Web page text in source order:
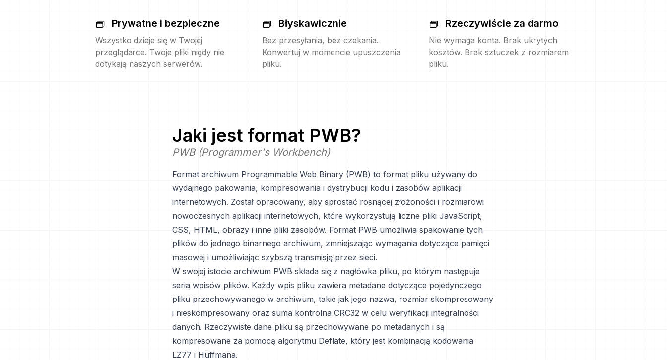
Prywatne i bezpieczne
Wszystko dzieje się w Twojej
przeglądarce. Twoje pliki nigdy nie
dotykają naszych serwerów.
Błyskawicznie
Bez przesyłania, bez czekania.
Konwertuj w momencie upuszczenia
pliku.
Rzeczywiście za darmo
Nie wymaga konta. Brak ukrytych
kosztów. Brak sztuczek z rozmiarem
pliku.
Jaki jest format PWB?
PWB (Programmer's Workbench)
Format archiwum Programmable Web Binary (PWB) to format pliku używany do
wydajnego pakowania, kompresowania i dystrybucji kodu i zasobów aplikacji
internetowych. Został opracowany, aby sprostać rosnącej złożoności i rozmiarowi
nowoczesnych aplikacji internetowych, które wykorzystują liczne pliki JavaScript,
CSS, HTML, obrazy i inne pliki zasobów. Format PWB umożliwia spakowanie tych
plików do jednego binarnego archiwum, zmniejszając wymagania dotyczące pamięci
masowej i umożliwiając szybszą transmisję przez sieci.
W swojej istocie archiwum PWB składa się z nagłówka pliku, po którym następuje
seria wpisów plików. Każdy wpis pliku zawiera metadane dotyczące pojedynczego
pliku przechowywanego w archiwum, takie jak jego nazwa, rozmiar skompresowany
i nieskompresowany oraz suma kontrolna CRC32 w celu weryfikacji integralności
danych. Rzeczywiste dane pliku są przechowywane po metadanych i są
kompresowane za pomocą algorytmu Deflate, który jest kombinacją kodowania
LZ77 i Huffmana.